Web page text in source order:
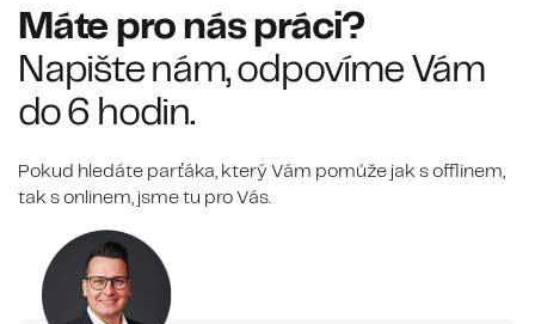
Máte pro nás práci?
Napište nám, odpovíme Vám
do 6 hodin.
Pokud hledáte parťáka, který Vám pomůže jak s offlinem,
tak s onlinem, jsme tu pro Vás.